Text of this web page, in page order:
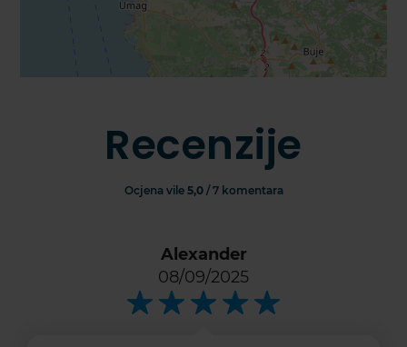
Recenzije
Ocjena vile 5,0/ 7 komentara
Alexander
08/09/2025